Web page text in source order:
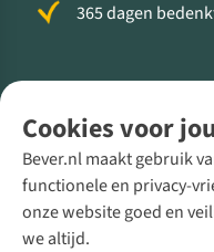
Cookies voor
Bever.nl maakt gebruik
functionele en privacy-
onze website goed en
we altijd.
365 dagen
Direct advies van